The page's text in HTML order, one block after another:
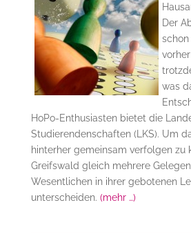
Der
was
HoPo-Enthusiasten bietet die
Studierendenschaften (LKS). Um
hinterher gemeinsam verfolgen zu
Greifswald gleich mehrere
Wesentlichen in ihrer gebotenen
unterscheiden. (mehr …)